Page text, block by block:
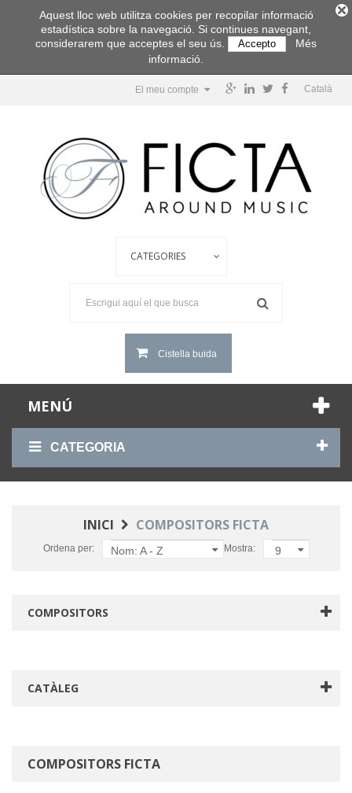
Català
El meu compte
Cistella buida
MENÚ
CATEGORIA
INICI COMPOSITORS FICTA
Ordena per: Nom: A - Z Mostra: 9
COMPOSITORS
CATÀLEG
COMPOSITORS FICTA
Aquest lloc web utilitza cookies per recopilar informació
estadística sobre la navegació. Si continues navegant,
considerarem que acceptes el seu ús.
Accepto
Més
informació.